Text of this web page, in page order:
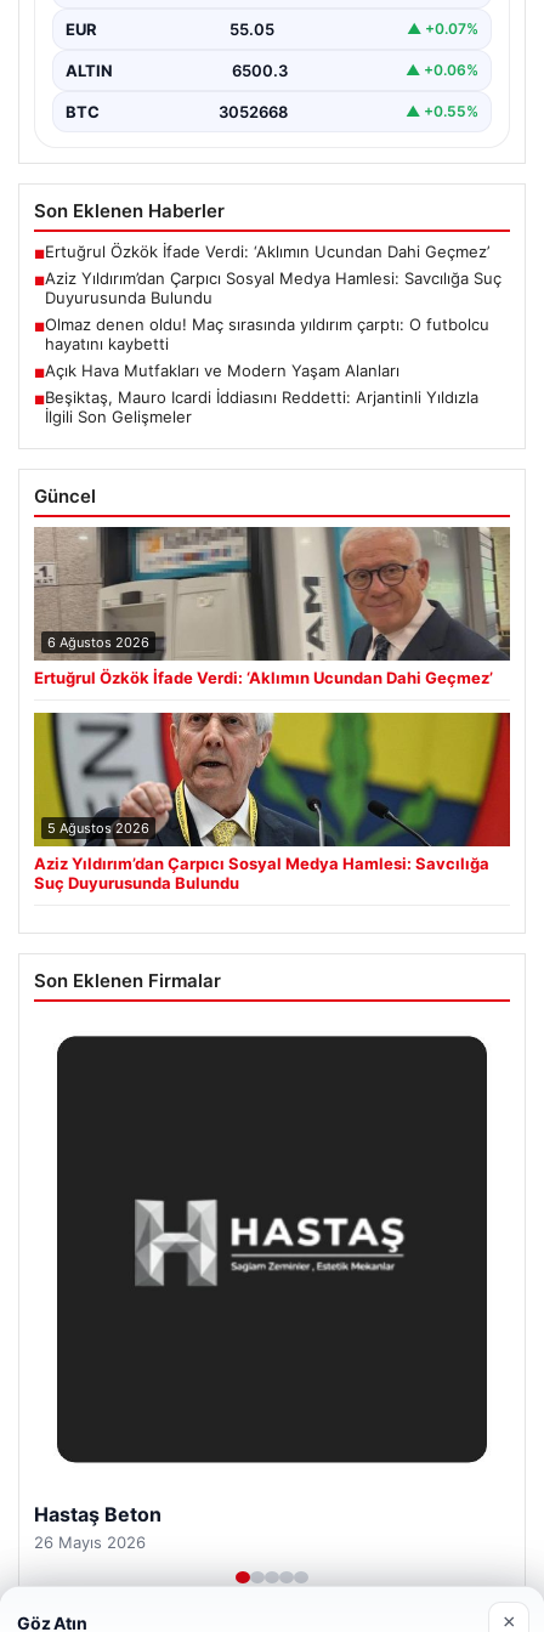
ve…
EUR 55.05 ▲ +0.07%
ALTIN 6500.3 ▲ +0.06%
BTC 3052668 ▲ +0.55%
Son Eklenen Haberler
■Ertuğrul Özkök İfade Verdi: ‘Aklımın Ucundan Dahi Geçmez’
■Aziz Yıldırım’dan Çarpıcı Sosyal Medya Hamlesi: Savcılığa Suç
Duyurusunda Bulundu
■Olmaz denen oldu! Maç sırasında yıldırım çarptı: O futbolcu
hayatını kaybetti
■Açık Hava Mutfakları ve Modern Yaşam Alanları
■Beşiktaş, Mauro Icardi İddiasını Reddetti: Arjantinli Yıldızla
İlgili Son Gelişmeler
Güncel
6 Ağustos 2026
Ertuğrul Özkök İfade Verdi: ‘Aklımın Ucundan Dahi Geçmez’
5 Ağustos 2026
Aziz Yıldırım’dan Çarpıcı Sosyal Medya Hamlesi: Savcılığa
Suç Duyurusunda Bulundu
Son Eklenen Firmalar
Prenses Night Club
29 Nisan 2026
Göz Atın ×